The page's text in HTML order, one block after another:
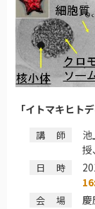
「イトマキヒト
講師
授
日時
会場 慶